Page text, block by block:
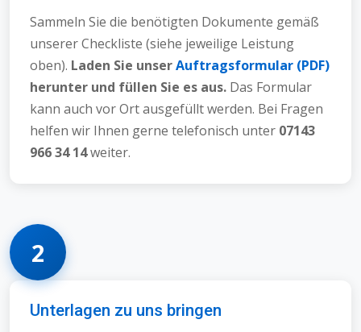
Sammeln Sie die benötigten Dokumente gemäß
unserer Checkliste (siehe jeweilige Leistung
oben). Laden Sie unserAuftragsformular (PDF)
herunter und füllen Sie es aus. Das Formular
kann auch vor Ort ausgefüllt werden. Bei Fragen
helfen wir Ihnen gerne telefonisch unter 07143
966 34 14weiter.
2
Unterlagen zu uns bringen